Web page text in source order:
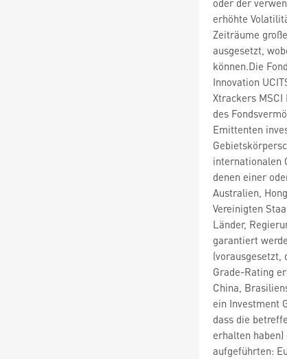
oder der
erhöhte
Zeiträume
ausgesetzt,
können.Die
Innovation
Xtrackers MSCI
des
Emittenten
internationalen
denen einer
Australien,
Vereinigten
Länder,
garantiert
(vorausgesetzt,
Grade-Rating
China,
ein Investment
dass die
erhalten
aufgeführten: